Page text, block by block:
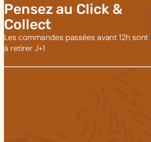
Pensez au Click &
Collect
Les commandes passées avant 12h sont
à retirer J+1